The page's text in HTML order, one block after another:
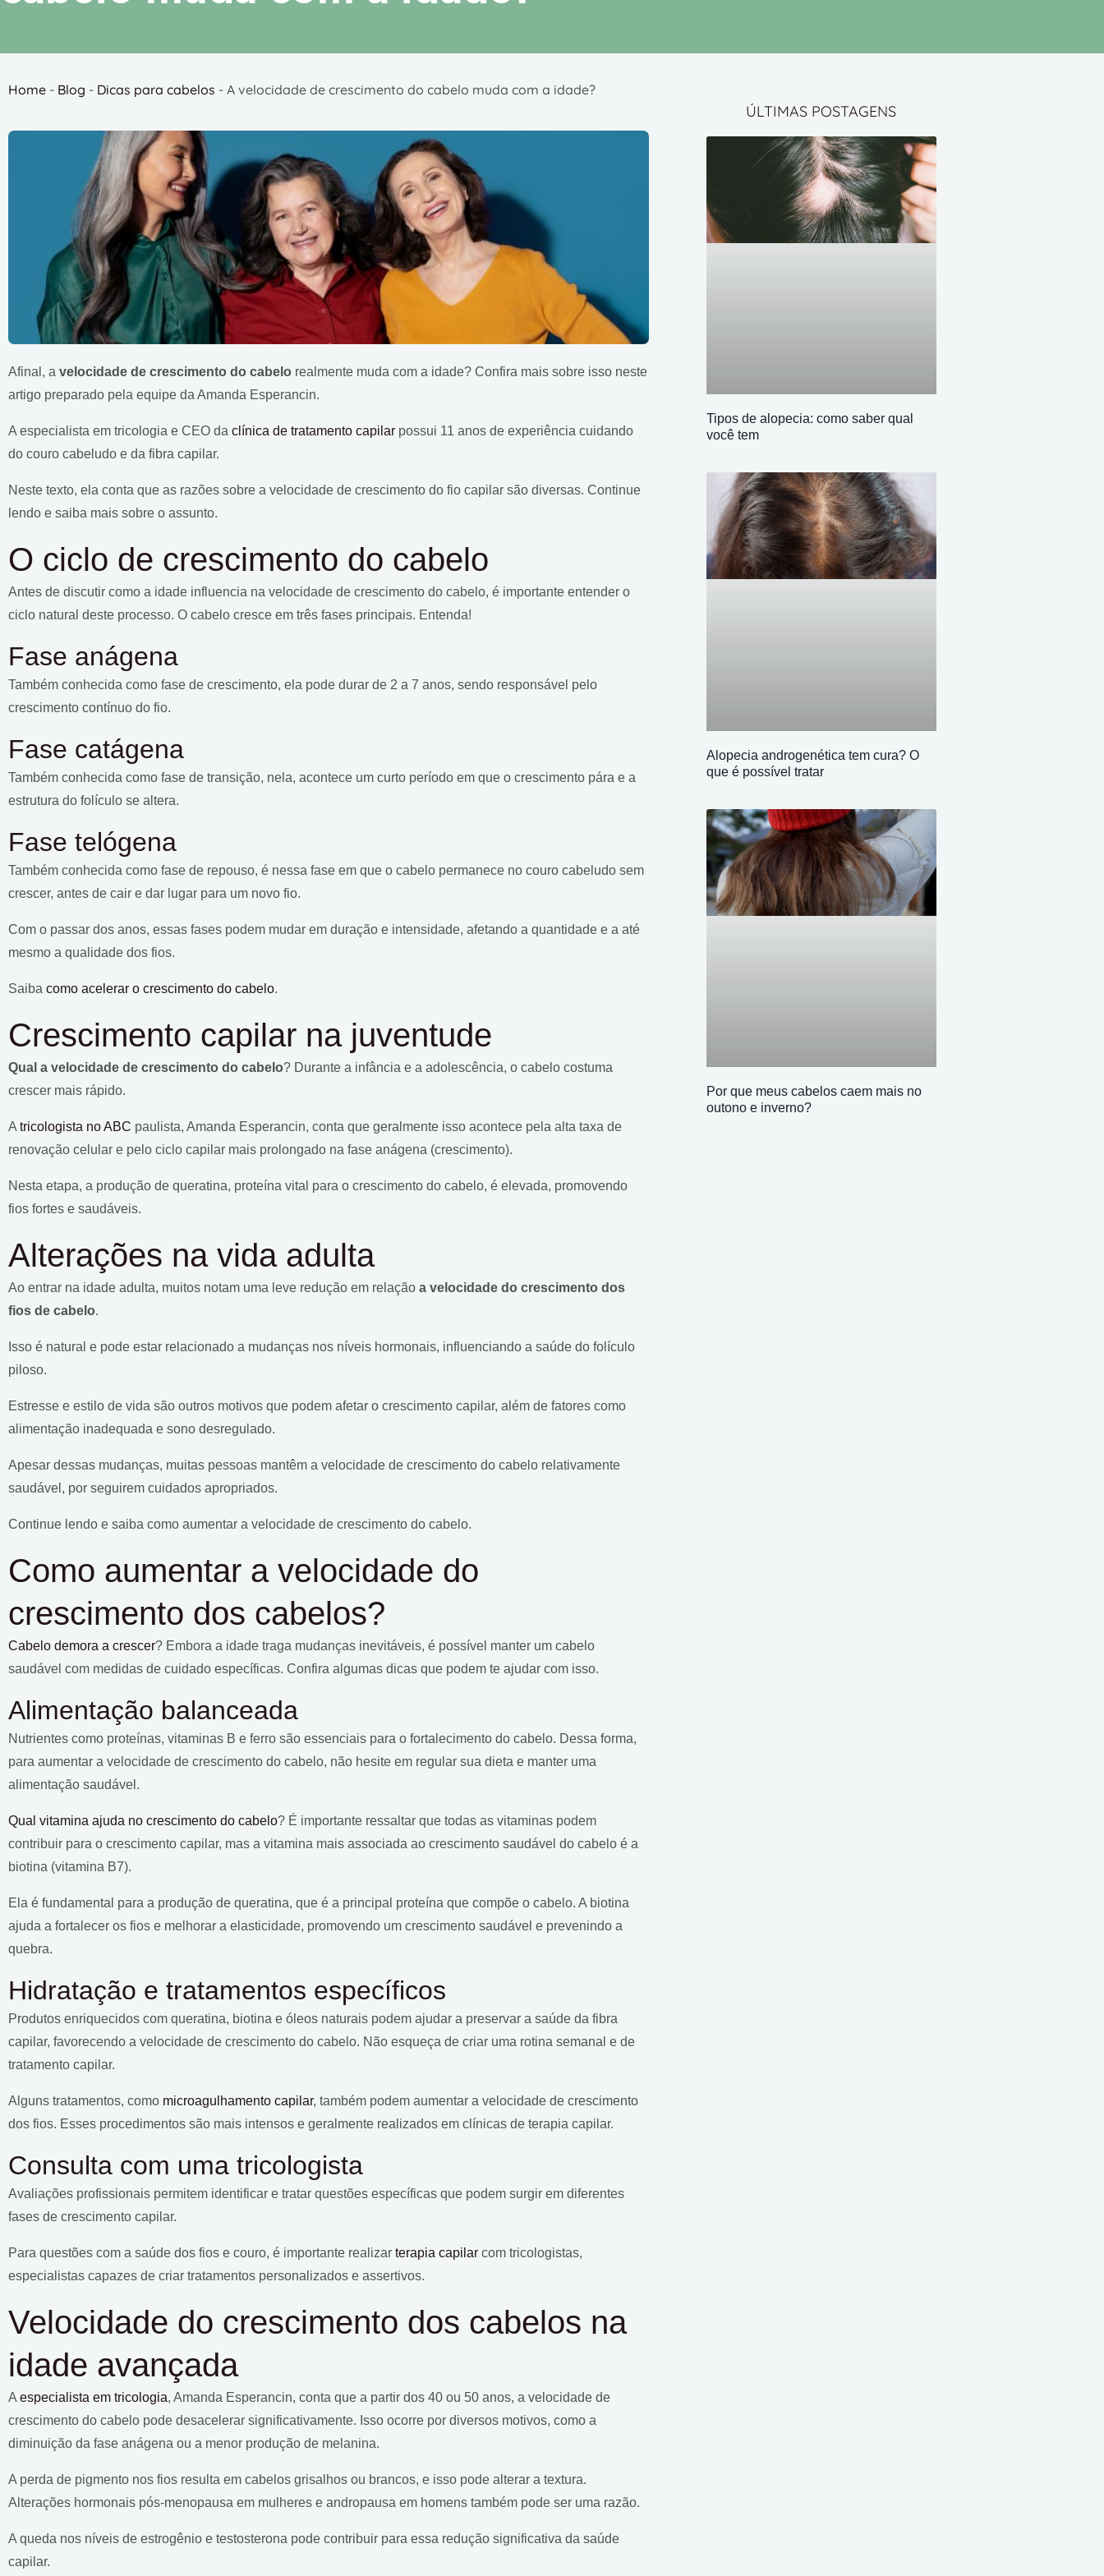
Home - Blog - Dicas para cabelos - A velocidade de crescimento do cabelo muda com a idade?
Afinal, a velocidade de crescimento do cabelo realmente muda com a idade? Confira mais sobre isso neste
artigo preparado pela equipe da Amanda Esperancin.
A especialista em tricologia e CEO da clínica de tratamento capilar possui 11 anos de experiência cuidando
do couro cabeludo e da fibra capilar.
Neste texto, ela conta que as razões sobre a velocidade de crescimento do fio capilar são diversas. Continue
lendo e saiba mais sobre o assunto.
O ciclo de crescimento do cabelo
Antes de discutir como a idade influencia na velocidade de crescimento do cabelo, é importante entender o
ciclo natural deste processo. O cabelo cresce em três fases principais. Entenda!
Fase anágena
Também conhecida como fase de crescimento, ela pode durar de 2 a 7 anos, sendo responsável pelo
crescimento contínuo do fio.
Fase catágena
Também conhecida como fase de transição, nela, acontece um curto período em que o crescimento pára e a
estrutura do folículo se altera.
Fase telógena
Também conhecida como fase de repouso, é nessa fase em que o cabelo permanece no couro cabeludo sem
crescer, antes de cair e dar lugar para um novo fio.
Com o passar dos anos, essas fases podem mudar em duração e intensidade, afetando a quantidade e a até
mesmo a qualidade dos fios.
Saiba como acelerar o crescimento do cabelo.
Crescimento capilar na juventude
Qual a velocidade de crescimento do cabelo? Durante a infância e a adolescência, o cabelo costuma
crescer mais rápido.
A tricologista no ABC paulista, Amanda Esperancin, conta que geralmente isso acontece pela alta taxa de
renovação celular e pelo ciclo capilar mais prolongado na fase anágena (crescimento).
Nesta etapa, a produção de queratina, proteína vital para o crescimento do cabelo, é elevada, promovendo
fios fortes e saudáveis.
Alterações na vida adulta
Ao entrar na idade adulta, muitos notam uma leve redução em relação a velocidade do crescimento dos
fios de cabelo.
Isso é natural e pode estar relacionado a mudanças nos níveis hormonais, influenciando a saúde do folículo
piloso.
Estresse e estilo de vida são outros motivos que podem afetar o crescimento capilar, além de fatores como
alimentação inadequada e sono desregulado.
Apesar dessas mudanças, muitas pessoas mantêm a velocidade de crescimento do cabelo relativamente
saudável, por seguirem cuidados apropriados.
Continue lendo e saiba como aumentar a velocidade de crescimento do cabelo.
Como aumentar a velocidade do
crescimento dos cabelos?
Cabelo demora a crescer? Embora a idade traga mudanças inevitáveis, é possível manter um cabelo
saudável com medidas de cuidado específicas. Confira algumas dicas que podem te ajudar com isso.
Alimentação balanceada
Nutrientes como proteínas, vitaminas B e ferro são essenciais para o fortalecimento do cabelo. Dessa forma,
para aumentar a velocidade de crescimento do cabelo, não hesite em regular sua dieta e manter uma
alimentação saudável.
Qual vitamina ajuda no crescimento do cabelo? É importante ressaltar que todas as vitaminas podem
contribuir para o crescimento capilar, mas a vitamina mais associada ao crescimento saudável do cabelo é a
biotina (vitamina B7).
Ela é fundamental para a produção de queratina, que é a principal proteína que compõe o cabelo. A biotina
ajuda a fortalecer os fios e melhorar a elasticidade, promovendo um crescimento saudável e prevenindo a
quebra.
Hidratação e tratamentos específicos
Produtos enriquecidos com queratina, biotina e óleos naturais podem ajudar a preservar a saúde da fibra
capilar, favorecendo a velocidade de crescimento do cabelo. Não esqueça de criar uma rotina semanal e de
tratamento capilar.
Alguns tratamentos, como microagulhamento capilar, também podem aumentar a velocidade de crescimento
dos fios. Esses procedimentos são mais intensos e geralmente realizados em clínicas de terapia capilar.
Consulta com uma tricologista
Avaliações profissionais permitem identificar e tratar questões específicas que podem surgir em diferentes
fases de crescimento capilar.
Para questões com a saúde dos fios e couro, é importante realizar terapia capilar com tricologistas,
especialistas capazes de criar tratamentos personalizados e assertivos.
Velocidade do crescimento dos cabelos na
idade avançada
A especialista em tricologia, Amanda Esperancin, conta que a partir dos 40 ou 50 anos, a velocidade de
crescimento do cabelo pode desacelerar significativamente. Isso ocorre por diversos motivos, como a
diminuição da fase anágena ou a menor produção de melanina.
A perda de pigmento nos fios resulta em cabelos grisalhos ou brancos, e isso pode alterar a textura.
Alterações hormonais pós-menopausa em mulheres e andropausa em homens também pode ser uma razão.
A queda nos níveis de estrogênio e testosterona pode contribuir para essa redução significativa da saúde
capilar.
ÚLTIMAS POSTAGENS
Tipos de alopecia: como saber qual
você tem
Alopecia androgenética tem cura? O
que é possível tratar
Por que meus cabelos caem mais no
outono e inverno?